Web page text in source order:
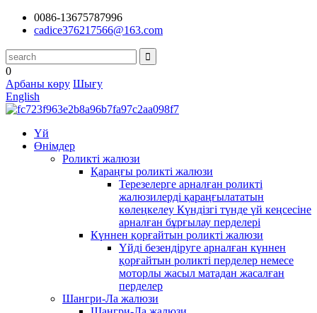
0086-13675787996
cadice376217566@163.com
0
Арбаны көру Шығу
English
Үй
Өнімдер
Роликті жалюзи
Қараңғы роликті жалюзи
Терезелерге арналған роликті
жалюзилерді қараңғылататын
көлеңкелеу Күндізгі түнде үй кеңсесіне
арналған бұрғылау перделері
Күннен қорғайтын роликті жалюзи
Үйді безендіруге арналған күннен
қорғайтын роликті перделер немесе
моторлы жасыл матадан жасалған
перделер
Шангри-Ла жалюзи